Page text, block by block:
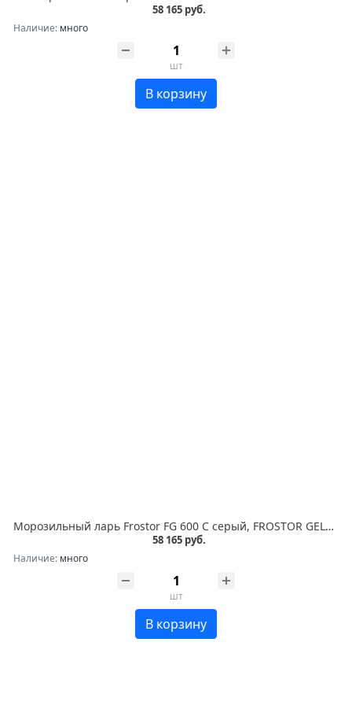
58 165 руб.
Наличие: много
шт
В корзину
Морозильный ларь Frostor FG 600 С серый, FROSTOR GELLAR серия CLASSIC (морозильные лари с прямым стеклом), Прямые стеклянные шторки, Общий объем 600 л. Полезный объем 520 л. Класс энергоэффективности А, Потребление 391 кВтч/год, Хладогент R134a, Температу
58 165 руб.
Наличие: много
шт
В корзину